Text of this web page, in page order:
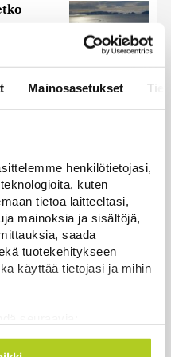
Mainosasetukset
henkilötietojasi,
kuten
tietoa laitteeltasi,
mainoksia ja sisältöjä,
saada
tuotekehitykseen
käyttää tietojasi ja mihin
sijainnistasi,
tarkkuudella